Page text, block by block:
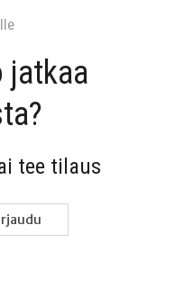
jat­kaa
tee tilaus